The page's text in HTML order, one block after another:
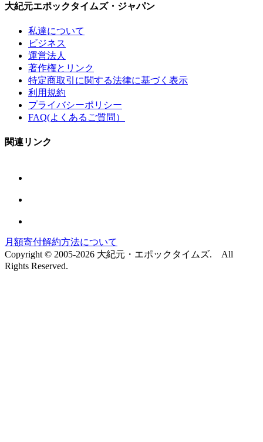
大紀元エポックタイムズ・ジャパン
私達について
ビジネス
運営法人
著作権とリンク
特定商取引に関する法律に基づく表示
利用規約
プライバシーポリシー
FAQ(よくあるご質問）
関連リンク
月額寄付解約方法について
Copyright © 2005-2026 大紀元・エポックタイムズ. All
Rights Reserved.